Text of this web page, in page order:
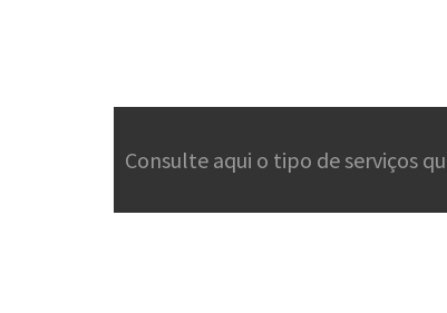
Consulte aqui o tipo de serviços